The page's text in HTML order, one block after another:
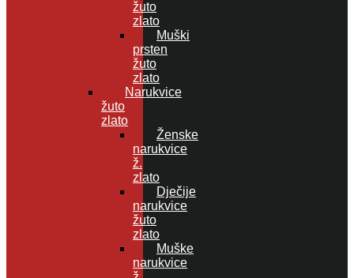
žuto
zlato
Muški
prsten
žuto
zlato
Narukvice
žuto
zlato
Ženske
narukvice
ž.
zlato
Dječije
narukvice
žuto
zlato
Muške
narukvice